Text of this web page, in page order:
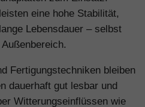
eine hohe Stabilität,
Lebensdauer – selbst
Fertigungstechniken bleiben
dauerhaft gut lesbar und
Witterungseinflüssen wie